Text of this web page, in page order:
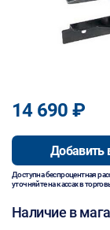
14 690 ₽
Добавить
Доступна беспроцентная
уточняйте на кассах в
Наличие в